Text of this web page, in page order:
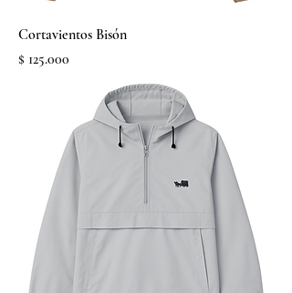
Cortavientos Bisón
Precio
$ 125.000